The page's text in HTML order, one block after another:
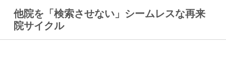
他院を「検索させない」シームレスな再来
院サイクル